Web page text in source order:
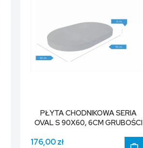
PŁYTA CHODNIKOWA SERIA
OVAL S 90X60, 6CM GRUBOŚCI
176,00 zł